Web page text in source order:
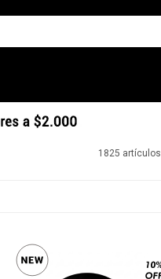
1825 artículos